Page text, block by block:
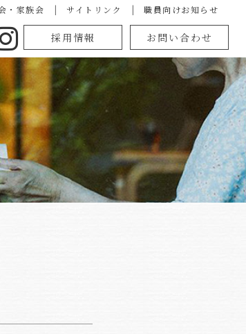
・家族会 | サイトリンク | 職員向けお知らせ
採用情報 お問い合わせ